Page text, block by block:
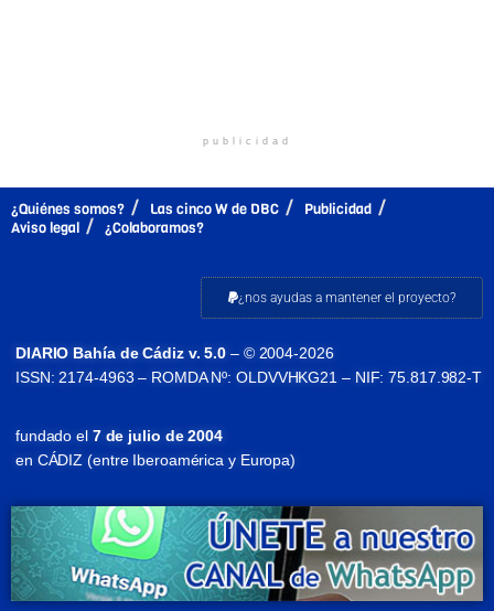
publicidad
¿Quiénes somos? Las cinco W de DBC
Publicidad
Aviso legal
¿Colaboramos?
¿nos ayudas a mantener el proyecto?
DIARIO Bahía de Cádiz v. 5.0 – © 2004-2026
ISSN: 2174-4963 – ROMDA Nº: OLDVVHKG21 – NIF: 75.817.982-T
fundado el7 de julio de 2004
en CÁDIZ (entre Iberoamérica y Europa)